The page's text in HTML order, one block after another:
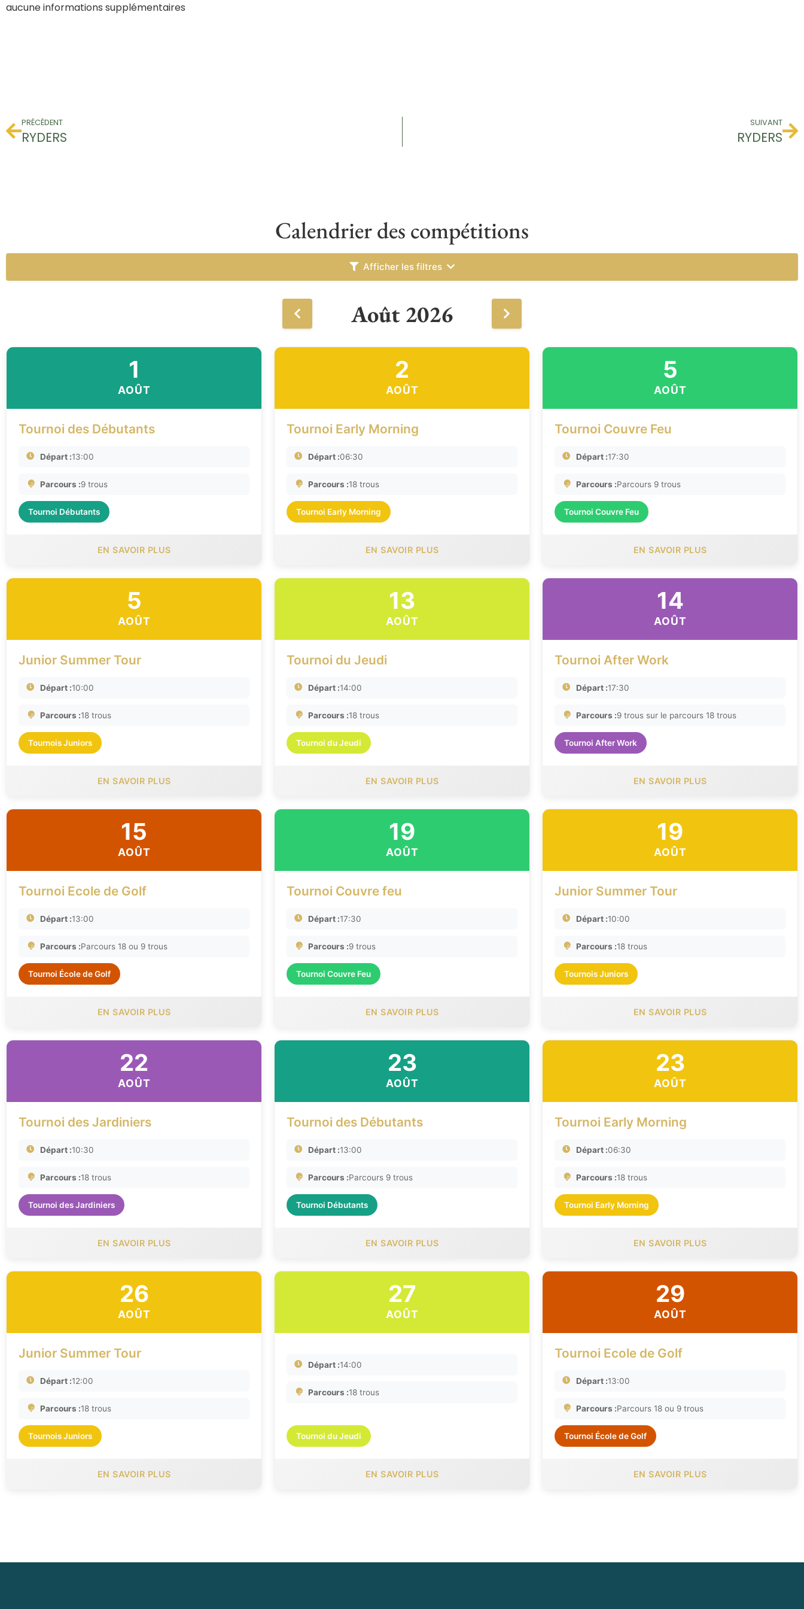
aucune informations supplémentaires
PRÉCÉDENT
RYDERS
SUIVANT
RYDERS
Calendrier des compétitions
Afficher les filtres
Août 2026
1
AOÛT
Tournoi des Débutants
Départ :13:00
Parcours :9 trous
Tournoi Débutants
EN SAVOIR PLUS
2
AOÛT
Tournoi Early Morning
Départ :06:30
Parcours :18 trous
Tournoi Early Morning
EN SAVOIR PLUS
5
AOÛT
Tournoi Couvre Feu
Départ :17:30
Parcours :Parcours 9 trous
Tournoi Couvre Feu
EN SAVOIR PLUS
5
AOÛT
Junior Summer Tour
Départ :10:00
Parcours :18 trous
Tournois Juniors
EN SAVOIR PLUS
13
AOÛT
Tournoi du Jeudi
Départ :14:00
Parcours :18 trous
Tournoi du Jeudi
EN SAVOIR PLUS
14
AOÛT
Tournoi After Work
Départ :17:30
Parcours :9 trous sur le parcours 18 trous
Tournoi After Work
EN SAVOIR PLUS
15
AOÛT
Tournoi Ecole de Golf
Départ :13:00
Parcours :Parcours 18 ou 9 trous
Tournoi École de Golf
EN SAVOIR PLUS
19
AOÛT
Tournoi Couvre feu
Départ :17:30
Parcours :9 trous
Tournoi Couvre Feu
EN SAVOIR PLUS
19
AOÛT
Junior Summer Tour
Départ :10:00
Parcours :18 trous
Tournois Juniors
EN SAVOIR PLUS
22
AOÛT
Tournoi des Jardiniers
Départ :10:30
Parcours :18 trous
Tournoi des Jardiniers
EN SAVOIR PLUS
23
AOÛT
Tournoi des Débutants
Départ :13:00
Parcours :Parcours 9 trous
Tournoi Débutants
EN SAVOIR PLUS
23
AOÛT
Tournoi Early Morning
Départ :06:30
Parcours :18 trous
Tournoi Early Morning
EN SAVOIR PLUS
26
AOÛT
Junior Summer Tour
Départ :12:00
Parcours :18 trous
Tournois Juniors
EN SAVOIR PLUS
27
AOÛT
Départ :14:00
Parcours :18 trous
Tournoi du Jeudi
EN SAVOIR PLUS
29
AOÛT
Tournoi Ecole de Golf
Départ :13:00
Parcours :Parcours 18 ou 9 trous
Tournoi École de Golf
EN SAVOIR PLUS